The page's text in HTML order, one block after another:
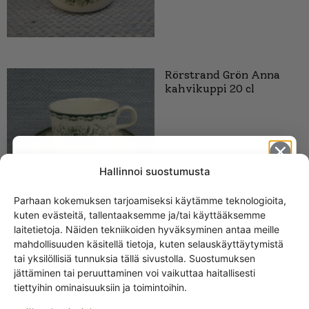
Hallinnoi suostumusta
Parhaan kokemuksen tarjoamiseksi käytämme teknologioita,
kuten evästeitä, tallentaaksemme ja/tai käyttääksemme
laitetietoja. Näiden tekniikoiden hyväksyminen antaa meille
mahdollisuuden käsitellä tietoja, kuten selauskäyttäytymistä
tai yksilöllisiä tunnuksia tällä sivustolla. Suostumuksen
jättäminen tai peruuttaminen voi vaikuttaa haitallisesti
tiettyihin ominaisuuksiin ja toimintoihin.
Rörstrand Grön Anna
kahvikuppi 20 cl
SAMANKALTAISET TUOTTEET
Get -5%
off?
Yes! I want the discount